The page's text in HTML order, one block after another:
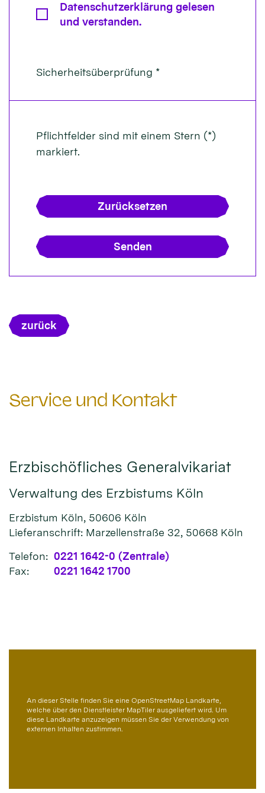
Datenschutzerklärung gelesen
und verstanden.
Sicherheitsüberprüfung *
Pflichtfelder sind mit einem Stern (*)
markiert.
Zurücksetzen
zurück
Service und Kontakt
Erzbischöfliches Generalvikariat
Verwaltung des Erzbistums Köln
Erzbistum Köln, 50606 Köln
Lieferanschrift: Marzellenstraße 32, 50668 Köln
Telefon: 0221 1642-0 (Zentrale)
Fax:
0221 1642 1700
An dieser Stelle finden Sie eine OpenStreetMap Landkarte,
welche über den Dienstleister MapTiler ausgeliefert wird. Um
diese Landkarte anzuzeigen müssen Sie der Verwendung von
externen Inhalten zustimmen.